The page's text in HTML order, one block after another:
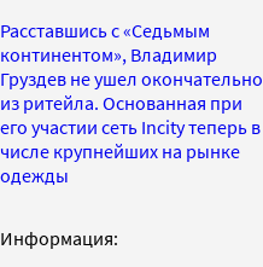
Расставшись с «Седьмым
континентом», Владимир
Груздев не ушел окончательно
из ритейла. Основанная при
его участии сеть Incity теперь в
числе крупнейших на рынке
одежды
Информация: